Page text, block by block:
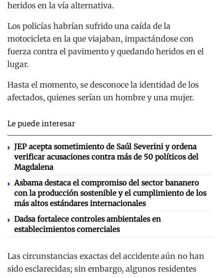
heridos en la vía alternativa.
Los policías habrían sufrido una caída de la
motocicleta en la que viajaban, impactándose con
fuerza contra el pavimento y quedando heridos en el
lugar.
Hasta el momento, se desconoce la identidad de los
afectados, quienes serían un hombre y una mujer.
Le puede interesar
JEP acepta sometimiento de Saúl Severini y ordena
verificar acusaciones contra más de 50 políticos del
Magdalena
Asbama destaca el compromiso del sector bananero
con la producción sostenible y el cumplimiento de los
más altos estándares internacionales
Dadsa fortalece controles ambientales en
establecimientos comerciales
Las circunstancias exactas del accidente aún no han
sido esclarecidas; sin embargo, algunos residentes